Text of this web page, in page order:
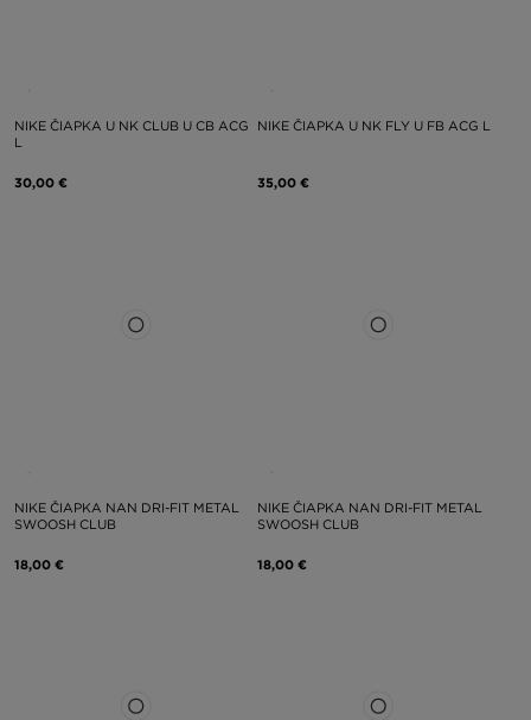
NIKE ČIAPKA U NK CLUB U CB ACG
L
30,00 €
NIKE ČIAPKA U NK FLY U FB ACG L
35,00 €
NIKE ČIAPKA NAN DRI-FIT METAL
SWOOSH CLUB
18,00 €
NIKE ČIAPKA NAN DRI-FIT METAL
SWOOSH CLUB
18,00 €